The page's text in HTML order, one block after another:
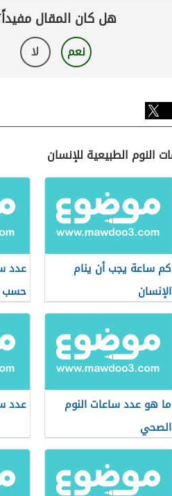
هل كان المقال
نعم لا
الطبيعية للإنسان
كم ساعة يجب أن ينام
الإنسان
عدد
حسب
ما هو عدد ساعات النوم
الصحي
عدد